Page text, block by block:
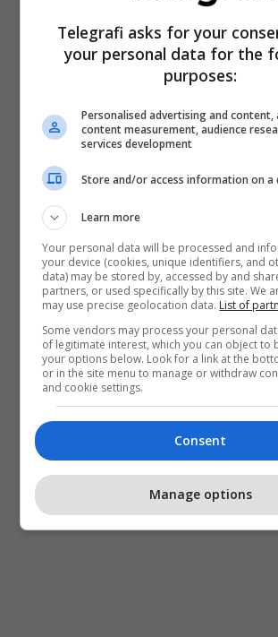
Bob Dole Shba Jeffrey Hovenier
Telegrafi asks for your
your personal data for the
purposes:
Personalised advertising and content,
content measurement, audience
services development
Store and/or access information on a
Learn more
Your personal data will be processed and
your device (cookies, unique identifiers, and
data) may be stored by, accessed by and
partners, or used specifically by this site. We
may use precise geolocation data. List of
Some vendors may process your personal
of legitimate interest, which you can object to
your options below. Look for a link at the
or in the site menu to manage or withdraw
and cookie settings.
Consent
Manage options